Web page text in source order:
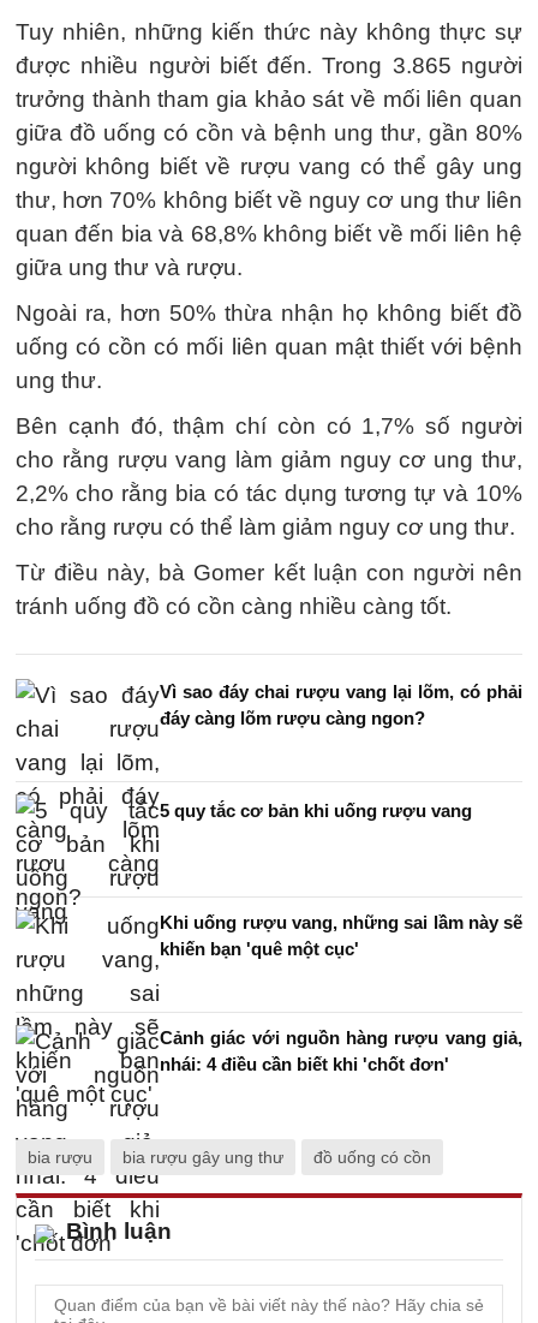
Tuy nhiên, những kiến thức này không thực sự
được nhiều người biết đến. Trong 3.865 người
trưởng thành tham gia khảo sát về mối liên quan
giữa đồ uống có cồn và bệnh ung thư, gần 80%
người không biết về rượu vang có thể gây ung
thư, hơn 70% không biết về nguy cơ ung thư liên
quan đến bia và 68,8% không biết về mối liên hệ
giữa ung thư và rượu.
Ngoài ra, hơn 50% thừa nhận họ không biết đồ
uống có cồn có mối liên quan mật thiết với bệnh
ung thư.
Bên cạnh đó, thậm chí còn có 1,7% số người
cho rằng rượu vang làm giảm nguy cơ ung thư,
2,2% cho rằng bia có tác dụng tương tự và 10%
cho rằng rượu có thể làm giảm nguy cơ ung thư.
Từ điều này, bà Gomer kết luận con người nên
tránh uống đồ có cồn càng nhiều càng tốt.
Vì sao đáy chai rượu vang lại lõm, có phải
đáy càng lõm rượu càng ngon?
5 quy tắc cơ bản khi uống rượu vang
Khi uống rượu vang, những sai lầm này sẽ
khiến bạn 'quê một cục'
Cảnh giác với nguồn hàng rượu vang giả,
nhái: 4 điều cần biết khi 'chốt đơn'
bia rượu bia rượu gây ung thư đồ uống có cồn
Bình luận